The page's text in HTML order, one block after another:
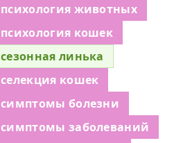
психология животных
психология кошек
сезонная линька
селекция кошек
симптомы болезни
симптомы заболеваний